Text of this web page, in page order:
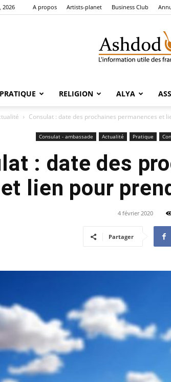
2026 A propos Artists-planet Business Club
PRATIQUE RELIGION ALYA
Consulat : date des prochaines permanences et
Consulat - ambassade Actualité Pratique
: date des
et lien pour
4 février 2020
Partager